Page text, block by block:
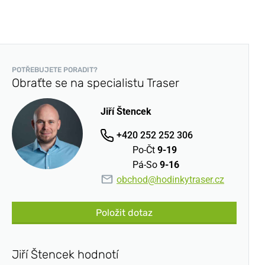
POTŘEBUJETE PORADIT?
Obraťte se na specialistu Traser
Jiří Štencek
+420 252 252 306
Po-Čt 9-19
Pá-So 9-16
obchod@hodinkytraser.cz
Položit dotaz
Jiří Štencek hodnotí